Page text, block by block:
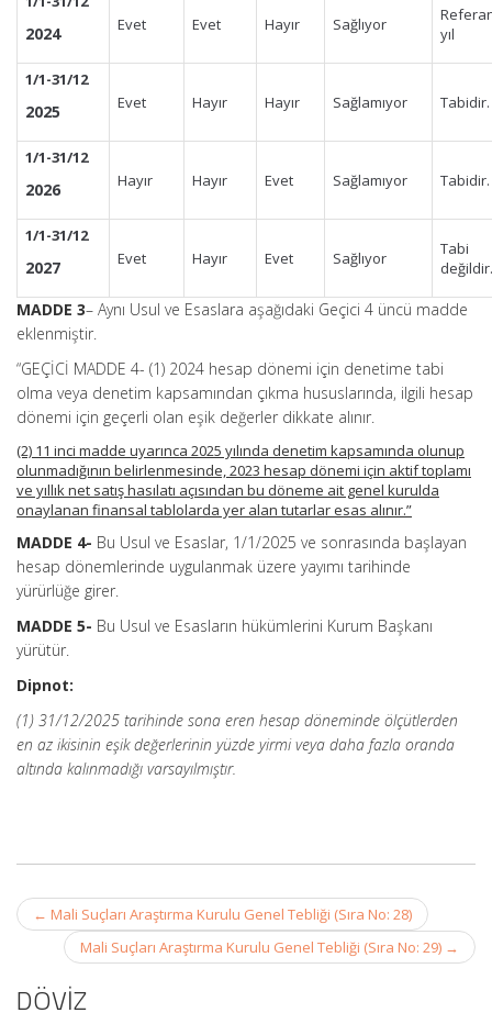
2024 Evet Evet Hayır Sağlıyor
yıl
1/1-31/12
2025 Evet Hayır Hayır Sağlamıyor Tabidir.
1/1-31/12
2026 Hayır Hayır Evet Sağlamıyor Tabidir.
1/1-31/12
2027 Evet Hayır Evet Sağlıyor
Tabi
değildir.
MADDE 3– Aynı Usul ve Esaslara aşağıdaki Geçici 4 üncü madde
eklenmiştir.
“GEÇİCİ MADDE 4- (1) 2024 hesap dönemi için denetime tabi
olma veya denetim kapsamından çıkma hususlarında, ilgili hesap
dönemi için geçerli olan eşik değerler dikkate alınır.
(2) 11 inci madde uyarınca 2025 yılında denetim kapsamında olunup
olunmadığının belirlenmesinde, 2023 hesap dönemi için aktif toplamı
ve yıllık net satış hasılatı açısından bu döneme ait genel kurulda
onaylanan finansal tablolarda yer alan tutarlar esas alınır.”
MADDE 4- Bu Usul ve Esaslar, 1/1/2025 ve sonrasında başlayan
hesap dönemlerinde uygulanmak üzere yayımı tarihinde
yürürlüğe girer.
MADDE 5- Bu Usul ve Esasların hükümlerini Kurum Başkanı
yürütür.
Dipnot:
(1) 31/12/2025 tarihinde sona eren hesap döneminde ölçütlerden
en az ikisinin eşik değerlerinin yüzde yirmi veya daha fazla oranda
altında kalınmadığı varsayılmıştır.
Post
navigation
← Mali Suçları Araştırma Kurulu Genel Tebliği (Sıra No: 28)
Mali Suçları Araştırma Kurulu Genel Tebliği (Sıra No: 29) →
DÖVİZ